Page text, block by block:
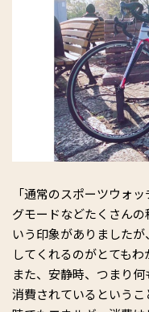
「通常のスポーツウォ
グモードなどたくさん
いう印象がありました
してくれるのがとてもわ
また、安静時、つまり
消費されているという